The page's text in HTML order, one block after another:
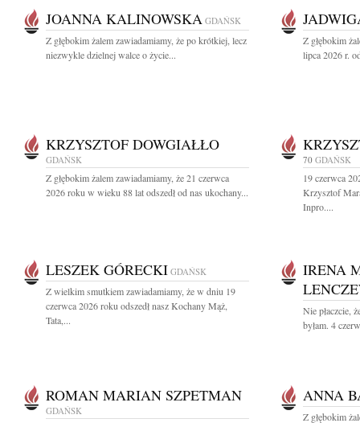
JOANNA KALINOWSKA GDAŃSK
Z głębokim żalem zawiadamiamy, że po krótkiej, lecz
niezwykle dzielnej walce o życie...
Z głębokim
lipca 2026 r.
KRZYSZTOF DOWGIAŁŁO
GDAŃSK
Z głębokim żalem zawiadamiamy, że 21 czerwca
2026 roku w wieku 88 lat odszedł od nas ukochany...
70 GDAŃSK
19 czerwca
Krzysztof
Inpro....
LESZEK GÓRECKI GDAŃSK
Z wielkim smutkiem zawiadamiamy, że w dniu 19
czerwca 2026 roku odszedł nasz Kochany Mąż,
Tata,...
IRENA
Nie płaczcie,
byłam. 4
ROMAN MARIAN SZPETMAN
GDAŃSK
ANNA
Z głębokim